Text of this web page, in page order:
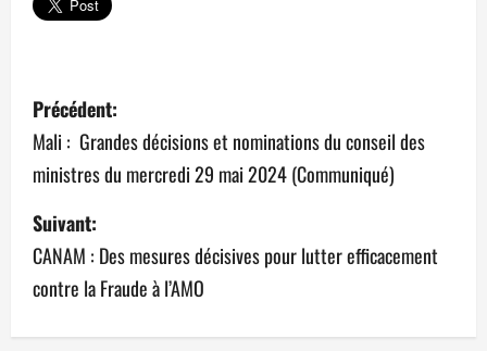
N
a
v
i
g
a
Précédent:
Mali : Grandes décisions et nominations du conseil des
ministres du mercredi 29 mai 2024 (Communiqué)
Suivant:
CANAM : Des mesures décisives pour lutter efficacement
contre la Fraude à l’AMO